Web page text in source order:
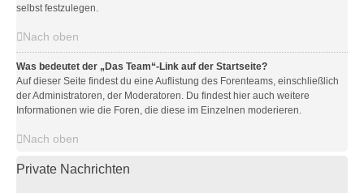
selbst festzulegen.
Nach oben
Was bedeutet der „Das Team“-Link auf der Startseite?
Auf dieser Seite findest du eine Auflistung des Forenteams, einschließlich
der Administratoren, der Moderatoren. Du findest hier auch weitere
Informationen wie die Foren, die diese im Einzelnen moderieren.
Nach oben
Private Nachrichten